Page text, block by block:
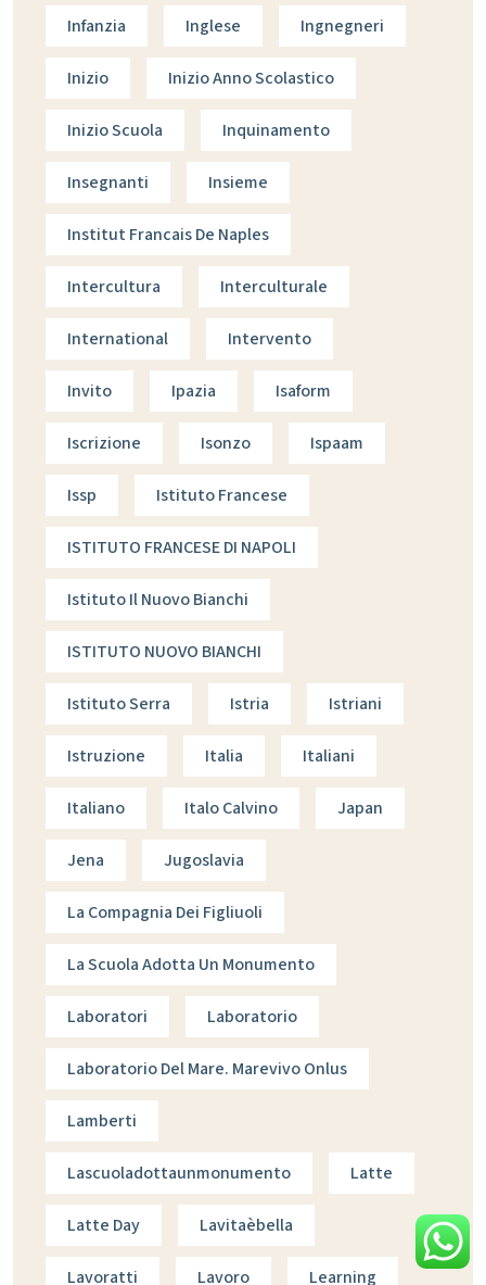
Infanzia Inglese Ingnegneri
Inizio Inizio Anno Scolastico
Inizio Scuola Inquinamento
Insegnanti Insieme
Institut Francais De Naples
Intercultura Interculturale
International Intervento
Invito Ipazia Isaform
Iscrizione Isonzo Ispaam
Issp Istituto Francese
ISTITUTO FRANCESE DI NAPOLI
Istituto Il Nuovo Bianchi
ISTITUTO NUOVO BIANCHI
Istituto Serra Istria Istriani
Istruzione Italia Italiani
Italiano Italo Calvino Japan
Jena Jugoslavia
La Compagnia Dei Figliuoli
La Scuola Adotta Un Monumento
Laboratori Laboratorio
Laboratorio Del Mare. Marevivo Onlus
Lamberti
Lascuoladottaunmonumento Latte
Latte Day Lavitaèbella
Lavoratti Lavoro Learning